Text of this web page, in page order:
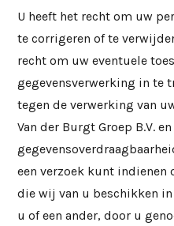
U heeft het recht om uw
te corrigeren of te
recht om uw eventuele
gegevensverwerking in te
tegen de verwerking van
Van der Burgt Groep B.V.
een verzoek kunt indienen
die wij van u beschikken
u of een ander, door u